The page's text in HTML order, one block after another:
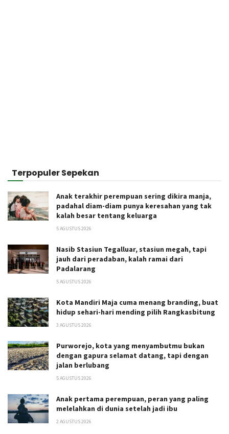
Terpopuler Sepekan
Anak terakhir perempuan sering dikira manja,
padahal diam-diam punya keresahan yang tak
kalah besar tentang keluarga
5 AGUSTUS 2026
Nasib Stasiun Tegalluar, stasiun megah, tapi
jauh dari peradaban, kalah ramai dari
Padalarang
5 AGUSTUS 2026
Kota Mandiri Maja cuma menang branding, buat
hidup sehari-hari mending pilih Rangkasbitung
3 AGUSTUS 2026
Purworejo, kota yang menyambutmu bukan
dengan gapura selamat datang, tapi dengan
jalan berlubang
5 AGUSTUS 2026
Anak pertama perempuan, peran yang paling
melelahkan di dunia setelah jadi ibu
2 AGUSTUS 2026